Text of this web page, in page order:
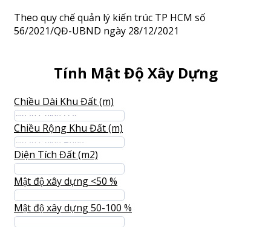
Theo quy chế quản lý kiến trúc TP HCM số
56/2021/QĐ-UBND ngày 28/12/2021
Tính Mật Độ Xây Dựng
Chiều Dài Khu Đất (m)
Chiều Rộng Khu Đất (m)
Diện Tích Đất (m2)
Mật độ xây dựng <50 %
Mật độ xây dựng 50-100 %